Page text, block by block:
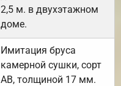
2,5 м. в двухэтажном
доме.
Имитация бруса
камерной сушки, сорт
АВ, толщиной 17 мм.